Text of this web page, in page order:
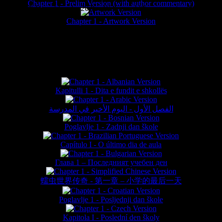
Chapter 1 - Prelim Version (with author commentary)
Chapter 1 - Artwork Version
Kapitulli 1 - Dita e fundit e shkollës
الفصل الأول - اليوم الأخير في المدرسة
Poglavlje 1 - Zadnji dan škole
Capítulo I - O último dia de aula
Глава 1 – Последният учебен ден
蠕虫世界传奇 - 第一章 – 小学的最后一天
Poglavlje 1 - Posljednji dan škole
Kapitola I - Poslední den školy
website © Daniel Lieske 2026 - Wormworld® is a registered